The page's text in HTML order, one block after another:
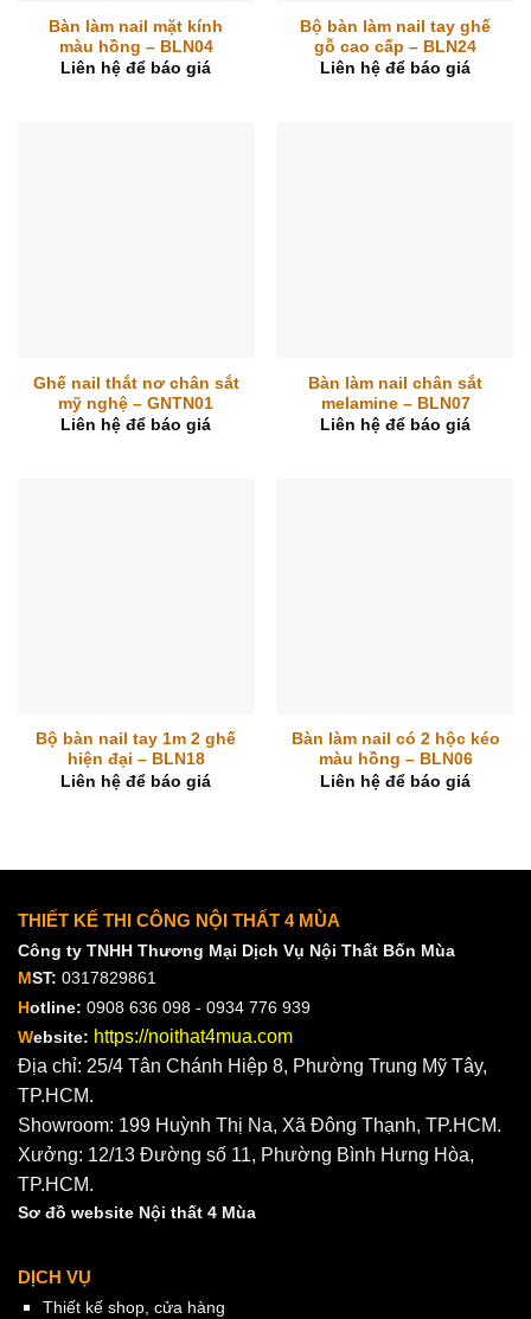
Bàn làm nail mặt kính
màu hồng – BLN04
Liên hệ để báo giá
Bộ bàn làm nail tay ghế
gỗ cao cấp – BLN24
Liên hệ để báo giá
Ghế nail thắt nơ chân sắt
mỹ nghệ – GNTN01
Liên hệ để báo giá
Bàn làm nail chân sắt
melamine – BLN07
Liên hệ để báo giá
Bộ bàn nail tay 1m 2 ghế
hiện đại – BLN18
Liên hệ để báo giá
Bàn làm nail có 2 hộc kéo
màu hồng – BLN06
Liên hệ để báo giá
THIẾT KẾ THI CÔNG NỘI THẤT 4 MÙA
Công ty TNHH Thương Mại Dịch Vụ Nội Thất Bốn Mùa
MST: 0317829861
Hotline: 0908 636 098 - 0934 776 939
Website: https://noithat4mua.com
Địa chỉ: 25/4 Tân Chánh Hiệp 8, Phường Trung Mỹ Tây,
TP.HCM.
Showroom: 199 Huỳnh Thị Na, Xã Đông Thạnh, TP.HCM.
Xưởng: 12/13 Đường số 11, Phường Bình Hưng Hòa,
TP.HCM.
Sơ đồ website Nội thất 4 Mùa
DỊCH VỤ
Thiết kế shop, cửa hàng